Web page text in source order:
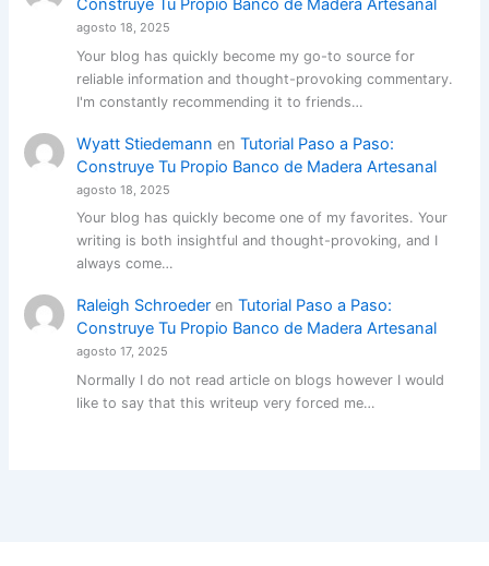
Construye Tu Propio Banco de Madera Artesanal
agosto 18, 2025
Your blog has quickly become my go-to source for
reliable information and thought-provoking commentary.
I'm constantly recommending it to friends…
Wyatt Stiedemann en Tutorial Paso a Paso:
Construye Tu Propio Banco de Madera Artesanal
agosto 18, 2025
Your blog has quickly become one of my favorites. Your
writing is both insightful and thought-provoking, and I
always come…
Raleigh Schroederen Tutorial Paso a Paso:
Construye Tu Propio Banco de Madera Artesanal
agosto 17, 2025
Normally I do not read article on blogs however I would
like to say that this writeup very forced me…